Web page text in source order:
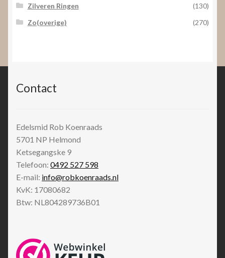
Zilveren Ringen
(130)
Zo(overige)
(270)
Contact
Edelsmid Rob Koenraads
5701 NP Helmond
Ketsegangske 9
Telefoon: 0492 527 598
E-mail: info@robkoenraads.nl
KvK: 17080682
Btw: NL804289736B01